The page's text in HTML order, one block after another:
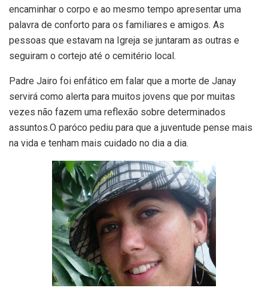
encaminhar o corpo e ao mesmo tempo apresentar uma
palavra de conforto para os familiares e amigos. As
pessoas que estavam na Igreja se juntaram as outras e
seguiram o cortejo até o cemitério local.
Padre Jairo foi enfático em falar que a morte de Janay
servirá como alerta para muitos jovens que por muitas
vezes não fazem uma reflexão sobre determinados
assuntos.O paróco pediu para que a juventude pense mais
na vida e tenham mais cuidado no dia a dia.